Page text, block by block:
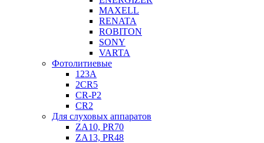
MAXELL
RENATA
ROBITON
SONY
VARTA
Фотолитиевые
123A
2CR5
CR-P2
CR2
Для слуховых аппаратов
ZA10, PR70
ZA13, PR48